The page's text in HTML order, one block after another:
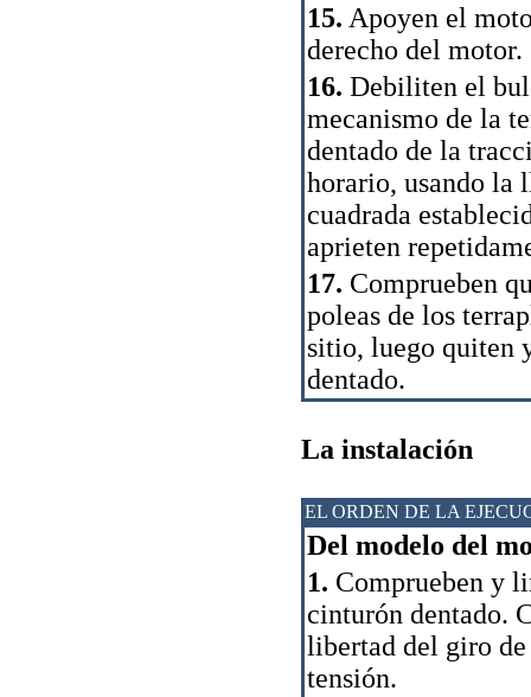
15. Apoyen el
derecho del motor.
16. Debiliten el
mecanismo de la
dentado de la
horario, usando la
cuadrada
aprieten
17. Comprueben
poleas de los
sitio, luego quiten
dentado.
La instalación
EL ORDEN DE LA
Del modelo del
1. Comprueben y
cinturón dentado.
libertad del giro
tensión.